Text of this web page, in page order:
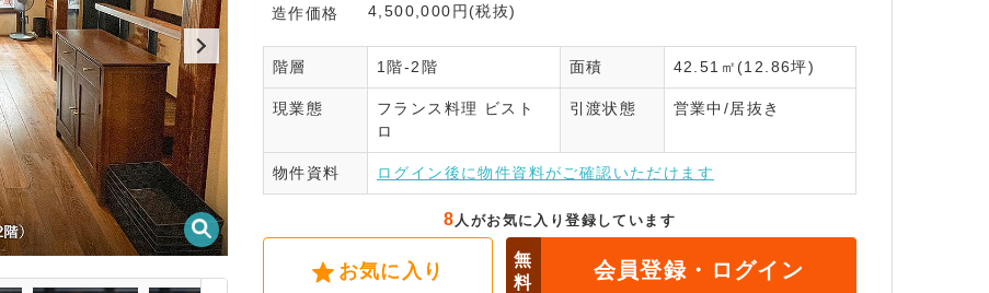
全てご覧いただけます！
造作価格 4,500,000円(税抜)
階層 1階-2階 面積 42.51㎡(12.86坪)
現業態 フランス料理
ビスト
ロ
引渡状態 営業中/居抜き
物件資料 ログイン後に物件資料がご確認いただけます
8 人がお気に入り登録しています
お気に入り
無
料
会員登録・ログイン